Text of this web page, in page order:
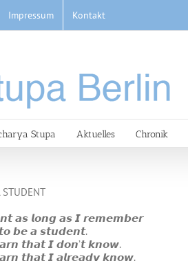
Impressum Kontakt
Stupa Aktuelles Chronik
STUDENT
𝙖𝙨 𝙡𝙤𝙣𝙜 𝙖𝙨 𝙄 𝙧𝙚𝙢𝙚𝙢𝙗𝙚𝙧
𝙗𝙚 𝙖 𝙨𝙩𝙪𝙙𝙚𝙣𝙩.
𝙩𝙝𝙖𝙩 𝙄 𝙙𝙤𝙣’𝙩 𝙠𝙣𝙤𝙬.
𝙩𝙝𝙖𝙩 𝙄 𝙖𝙡𝙧𝙚𝙖𝙙𝙮 𝙠𝙣𝙤𝙬.